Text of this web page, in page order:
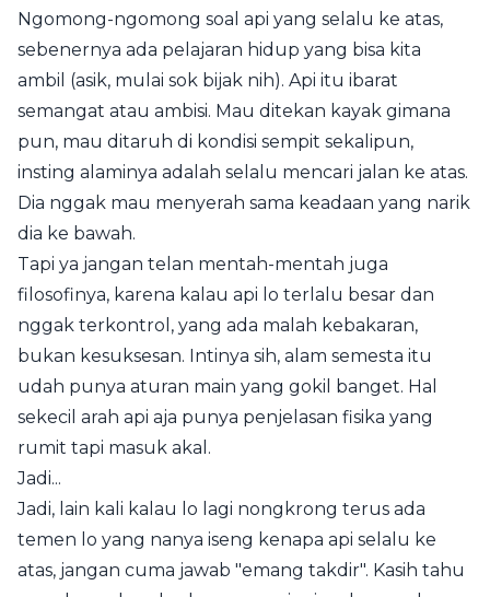
Ngomong-ngomong soal api yang selalu ke atas,
sebenernya ada pelajaran hidup yang bisa kita
ambil (asik, mulai sok bijak nih). Api itu ibarat
semangat atau ambisi. Mau ditekan kayak gimana
pun, mau ditaruh di kondisi sempit sekalipun,
insting alaminya adalah selalu mencari jalan ke atas.
Dia nggak mau menyerah sama keadaan yang narik
dia ke bawah.
Tapi ya jangan telan mentah-mentah juga
filosofinya, karena kalau api lo terlalu besar dan
nggak terkontrol, yang ada malah kebakaran,
bukan kesuksesan. Intinya sih, alam semesta itu
udah punya aturan main yang gokil banget. Hal
sekecil arah api aja punya penjelasan fisika yang
rumit tapi masuk akal.
Jadi...
Jadi, lain kali kalau lo lagi nongkrong terus ada
temen lo yang nanya iseng kenapa api selalu ke
atas, jangan cuma jawab "emang takdir". Kasih tahu